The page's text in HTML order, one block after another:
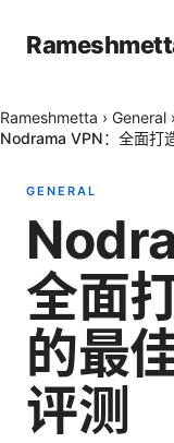
Rameshmetta › General ›
Nodrama VPN：全面打
GENERAL
全面
的最
评测